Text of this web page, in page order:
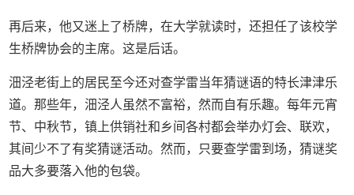
再后来，他又迷上了桥牌，在大学就读时，还担任了该校学
生桥牌协会的主席。这是后话。
沺泾老街上的居民至今还对查学雷当年猜谜语的特长津津乐
道。那些年，沺泾人虽然不富裕，然而自有乐趣。每年元宵
节、中秋节，镇上供销社和乡间各村都会举办灯会、联欢，
其间少不了有奖猜谜活动。然而，只要查学雷到场，猜谜奖
品大多要落入他的包袋。